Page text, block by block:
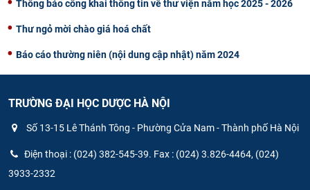
Thông báo công khai thông tin về thư viện năm học 2025 - 2026
Thư ngỏ mời chào giá hoá chất
Báo cáo thường niên (nội dung cập nhật) năm 2024
TRƯỜNG ĐẠI HỌC DƯỢC HÀ NỘI
Số 13-15 Lê Thánh Tông - Phường Cửa Nam - Thành phố Hà Nội
Điện thoại : (024) 382-545-39. Fax : (024) 3.826-4464, (024)
3933-2332